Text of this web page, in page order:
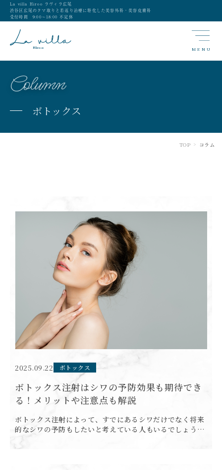
La villa Hiroo ラヴィラ広尾
渋谷区広尾のクマ取りと若返り治療に特化した美容外科・美容皮膚科
受付時間 9:00〜18:00 不定休
MENU
Column
ボトックス
TOP > コラム
2025.09.22 ボトックス
ボトックス注射はシワの予防効果も期待でき
る！メリットや注意点も解説
ボトックス注射によって、すでにあるシワだけでなく将来
的なシワの予防もしたいと考えている人もいるでしょう。
美容医療を受ける前には、基本的な知識を理解しておくこ
とが大切です。 本記事では、ボトックス注射に期待できる